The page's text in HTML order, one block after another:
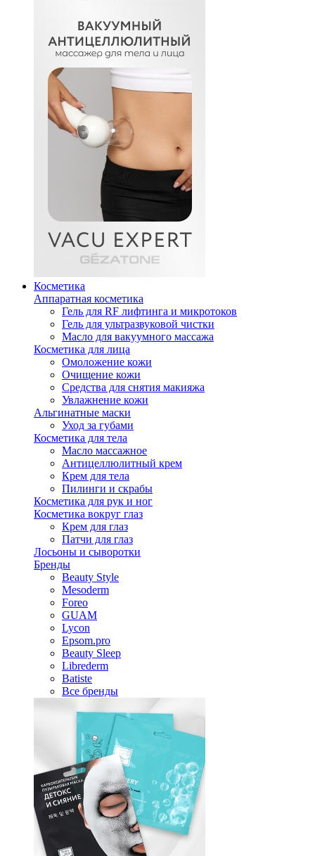
Косметика
Аппаратная косметика
Гель для RF лифтинга и микротоков
Гель для ультразвуковой чистки
Масло для вакуумного массажа
Косметика для лица
Омоложение кожи
Очищение кожи
Средства для снятия макияжа
Увлажнение кожи
Альгинатные маски
Уход за губами
Косметика для тела
Масло массажное
Антицеллюлитный крем
Крем для тела
Пилинги и скрабы
Косметика для рук и ног
Косметика вокруг глаз
Крем для глаз
Патчи для глаз
Лосьоны и сыворотки
Бренды
Beauty Style
Mesoderm
Foreo
GUAM
Lycon
Epsom.pro
Beauty Sleep
Librederm
Batiste
Все бренды